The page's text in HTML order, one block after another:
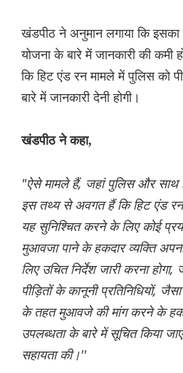
खंडपीठ ने अनुमान लगाया कि इसका
योजना के बारे में जानकारी की कमी
कि हिट एंड रन मामले में पुलिस को
बारे में जानकारी देनी होगी।
खंडपीठ ने कहा,
"ऐसे मामले हैं, जहां पुलिस और साथ
इस तथ्य से अवगत हैं कि हिट एंड रन
यह सुनिश्चित करने के लिए कोई
मुआवजा पाने के हकदार व्यक्ति
लिए उचित निर्देश जारी करना
पीड़ितों के कानूनी प्रतिनिधियों,
के तहत मुआवजे की मांग करने के
उपलब्धता के बारे में सूचित किया
सहायता की।''